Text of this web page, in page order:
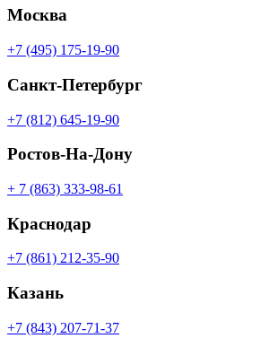
Москва
+7 (495) 175-19-90
Санкт-Петербург
+7 (812) 645-19-90
Ростов-На-Дону
+ 7 (863) 333-98-61
Краснодар
+7 (861) 212-35-90
Казань
+7 (843) 207-71-37